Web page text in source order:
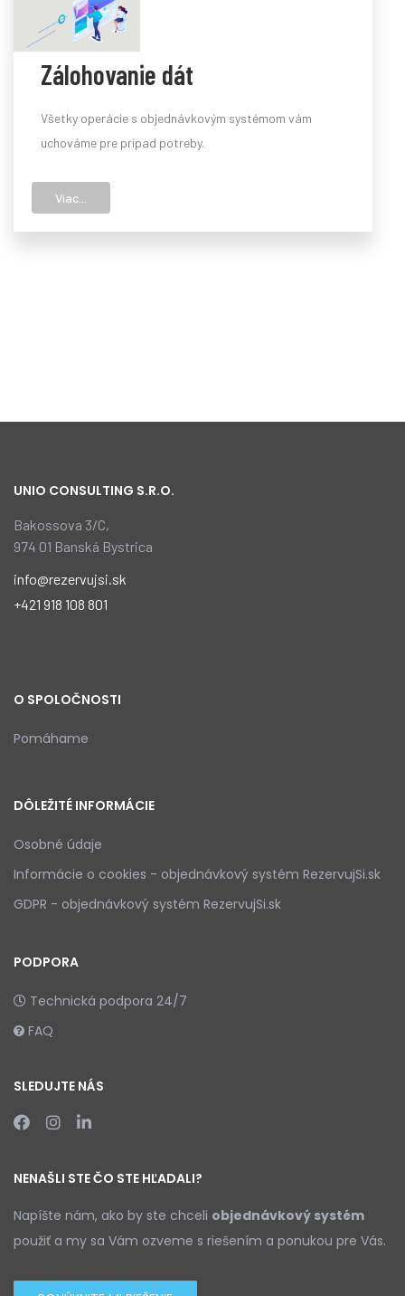
Zálohovanie dát
Všetky operácie s objednávkovým systémom vám
uchováme pre prípad potreby.
Viac...
UNIO CONSULTING S.R.O.
Bakossova 3/C,
974 01 Banská Bystrica
info@rezervujsi.sk
+421 918 108 801
O SPOLOČNOSTI
Pomáhame
DÔLEŽITÉ INFORMÁCIE
Osobné údaje
Informácie o cookies - objednávkový systém RezervujSi.sk
GDPR - objednávkový systém RezervujSi.sk
PODPORA
Technická podpora 24/7
FAQ
SLEDUJTE NÁS
NENAŠLI STE ČO STE HĽADALI?
Napíšte nám, ako by ste chceli objednávkový systém
použiť a my sa Vám ozveme s riešením a ponukou pre Vás.